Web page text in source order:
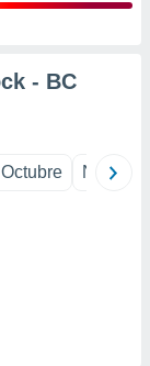
- BC
Octubre